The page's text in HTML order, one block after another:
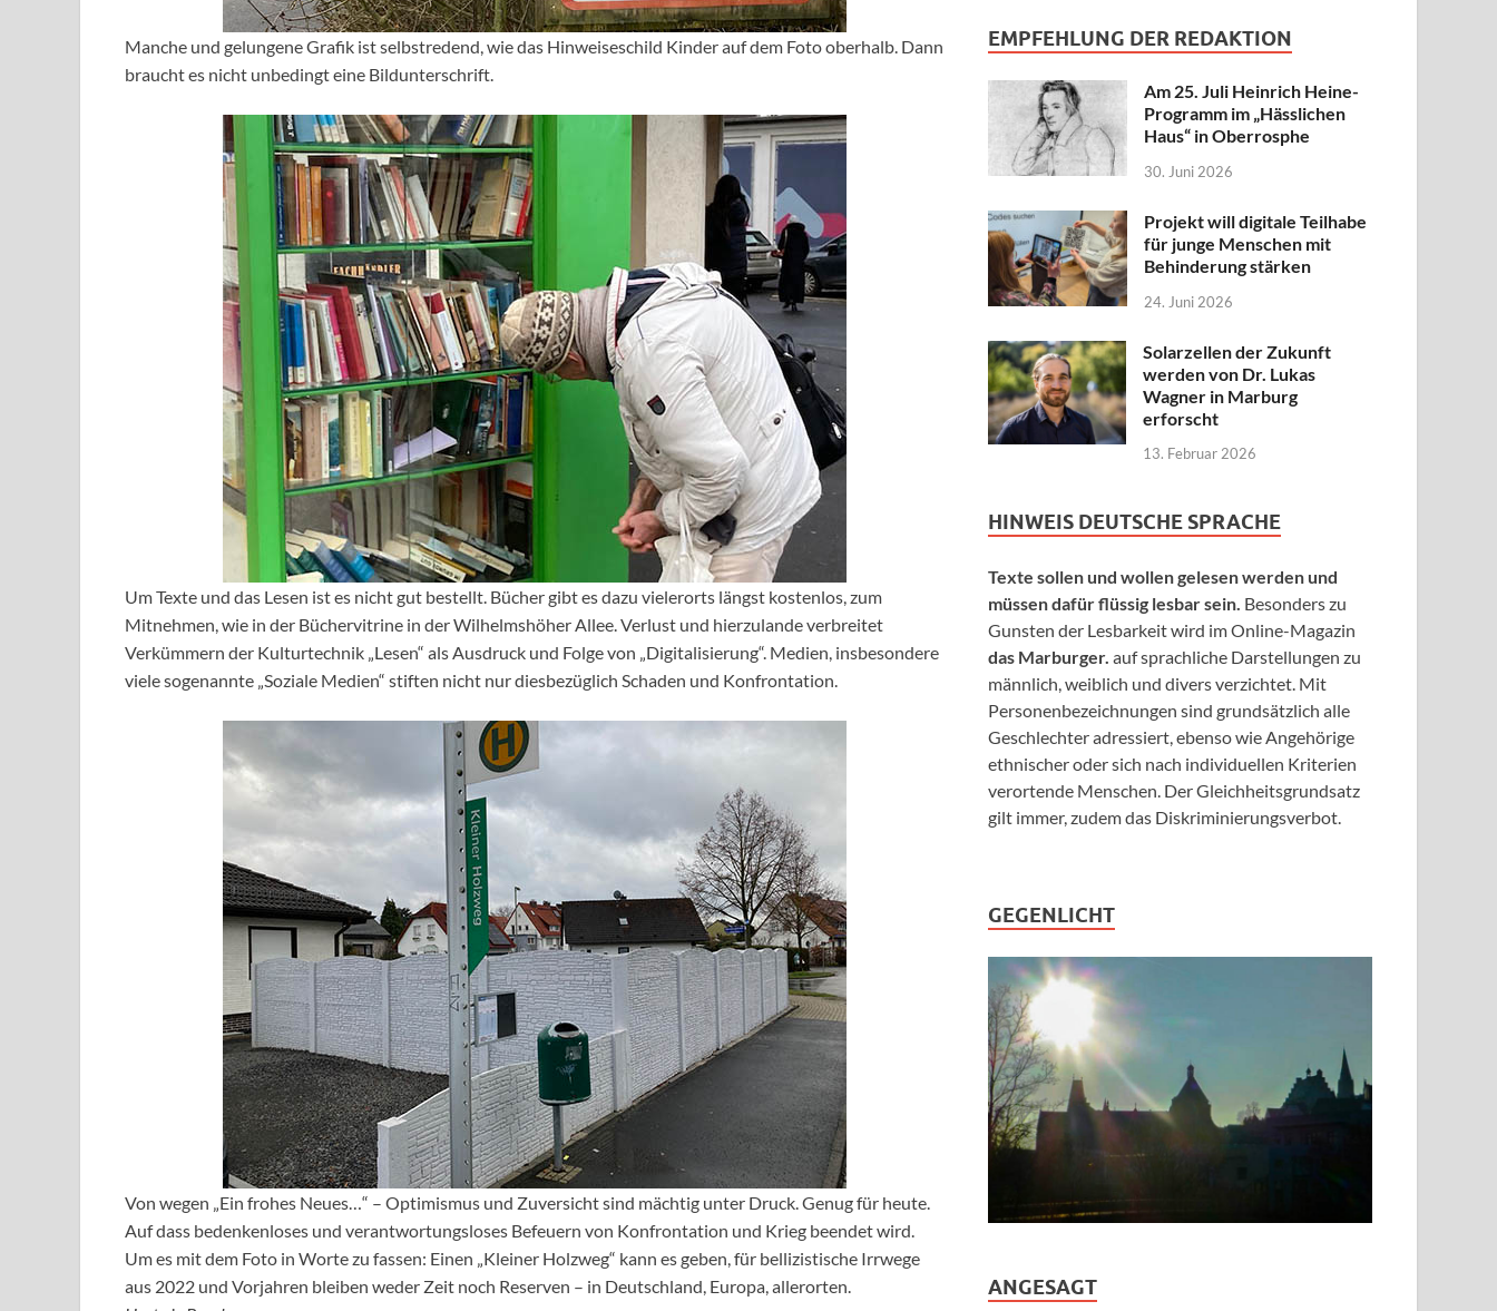
Manche und gelungene Grafik ist selbstredend, wie das Hinweiseschild Kinder auf dem Foto oberhalb. Dann
braucht es nicht unbedingt eine Bildunterschrift.
Um Texte und das Lesen ist es nicht gut bestellt. Bücher gibt es dazu vielerorts längst kostenlos, zum
Mitnehmen, wie in der Büchervitrine in der Wilhelmshöher Allee. Verlust und hierzulande verbreitet
Verkümmern der Kulturtechnik „Lesen“ als Ausdruck und Folge von „Digitalisierung“. Medien, insbesondere
viele sogenannte „Soziale Medien“ stiften nicht nur diesbezüglich Schaden und Konfrontation.
Von wegen „Ein frohes Neues…“ – Optimismus und Zuversicht sind mächtig unter Druck. Genug für heute.
Auf dass bedenkenloses und verantwortungsloses Befeuern von Konfrontation und Krieg beendet wird.
Um es mit dem Foto in Worte zu fassen: Einen „Kleiner Holzweg“ kann es geben, für bellizistische Irrwege
aus 2022 und Vorjahren bleiben weder Zeit noch Reserven – in Deutschland, Europa, allerorten.
EMPFEHLUNG DER REDAKTION
Am 25. Juli Heinrich Heine-
Programm im „Hässlichen
Haus“ in Oberrosphe
30. Juni 2026
Projekt will digitale Teilhabe
für junge Menschen mit
Behinderung stärken
24. Juni 2026
Solarzellen der Zukunft
werden von Dr. Lukas
Wagner in Marburg
erforscht
13. Februar 2026
HINWEIS DEUTSCHE SPRACHE
Texte sollen und wollen gelesen werden und
müssen dafür flüssig lesbar sein. Besonders zu
Gunsten der Lesbarkeit wird im Online-Magazin
das Marburger. auf sprachliche Darstellungen zu
männlich, weiblich und divers verzichtet. Mit
Personenbezeichnungen sind grundsätzlich alle
Geschlechter adressiert, ebenso wie Angehörige
ethnischer oder sich nach individuellen Kriterien
verortende Menschen. Der Gleichheitsgrundsatz
gilt immer, zudem das Diskriminierungsverbot.
GEGENLICHT
ANGESAGT